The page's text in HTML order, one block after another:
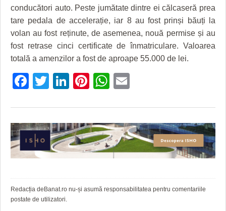
conducători auto. Peste jumătate dintre ei călcaseră prea
tare pedala de accelerație, iar 8 au fost prinși băuți la
volan au fost reținute, de asemenea, nouă permise și au
fost retrase cinci certificate de înmatriculare. Valoarea
totală a amenzilor a fost de aproape 55.000 de lei.
Facebook
Twitter
LinkedIn
Pinterest
WhatsApp
Redacția deBanat.ro nu-și asumă responsabilitatea pentru comentariile
postate de utilizatori.